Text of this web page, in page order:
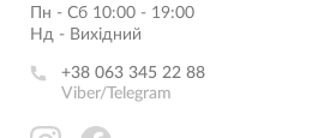
Пн - Сб 10:00 - 19:00
Нд - Вихідний
+38 063 345 22 88
Viber/Telegram